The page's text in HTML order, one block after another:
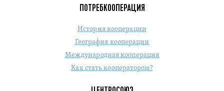
ПОТРЕБКООПЕРАЦИЯ
История кооперации
География кооперации
Международная кооперация
Как стать кооператором?